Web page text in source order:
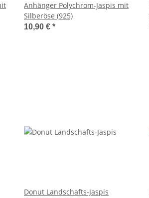
Anhänger Polychrom-Jaspis mit
Silberöse (925)
10,90 € *
Donut Landschafts-Jaspis